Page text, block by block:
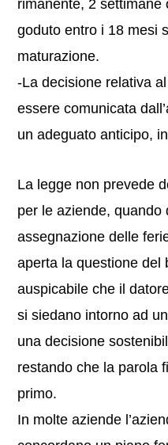
rimanente, 2
goduto entro i 18 mesi
maturazione.
-La decisione relativa
essere comunicata
un adeguato anticipo,
La legge non prevede
per le aziende, quando
assegnazione delle
aperta la questione del
auspicabile che il
si siedano intorno ad
una decisione
restando che la parola
primo.
In molte aziende